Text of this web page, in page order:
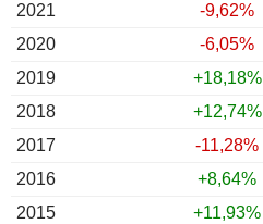
2021
-9,62%
2020
-6,05%
2019
+18,18%
2018
+12,74%
2017
-11,28%
2016
+8,64%
2015
+11,93%